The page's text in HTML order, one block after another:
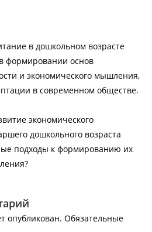
в дошкольном возрасте
формировании основ
и экономического мышления,
в современном обществе.
экономического
дошкольного возраста
подходы к формированию их
опубликован. Обязательные